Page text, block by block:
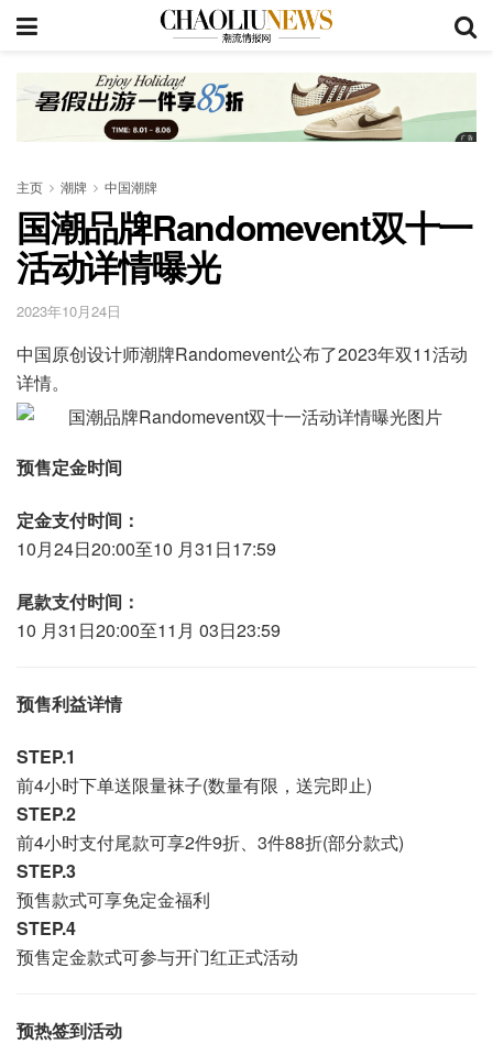
主页 潮牌 中国潮牌
国潮品牌Randomevent双十一
活动详情曝光
2023年10月24日
中国原创设计师潮牌Randomevent公布了2023年双11活动
详情。
预售定金时间
定金支付时间：
10月24日20:00至10 月31日17:59
尾款支付时间：
10 月31日20:00至11月 03日23:59
预售利益详情
STEP.1
前4小时下单送限量袜子(数量有限，送完即止)
STEP.2
前4小时支付尾款可享2件9折、3件88折(部分款式)
STEP.3
预售款式可享免定金福利
STEP.4
预售定金款式可参与开门红正式活动
预热签到活动